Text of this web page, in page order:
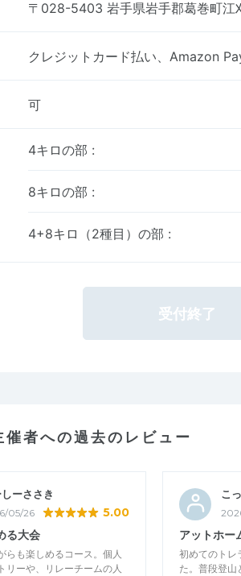
〒028-5403 岩手県岩手郡葛巻町
クレジットカード払い、Amazon
可
4キロの部 :
8キロの部 :
4+8キロ（2種目）の部 :
受付終了
催者への過去のレビュー
ーささき
05/26 5.00
る大会
らも楽しめるコース。個人
リーや、リレーチームの人
こ
アットホー
初めてのトレ
た。普段登山